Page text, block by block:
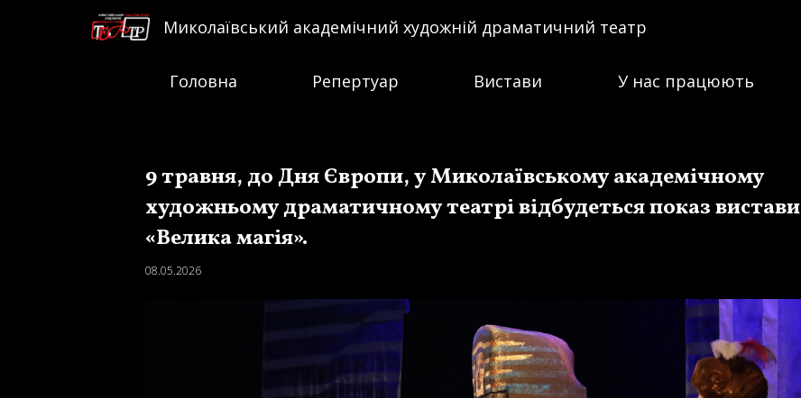
Миколаївський академічний художній драматичний театр
Головна Репертуар Вистави У нас працюють
9 травня, до Дня Європи, у Миколаївському академічному
художньому драматичному театрі відбудеться показ вистави
«Велика магія».
08.05.2026